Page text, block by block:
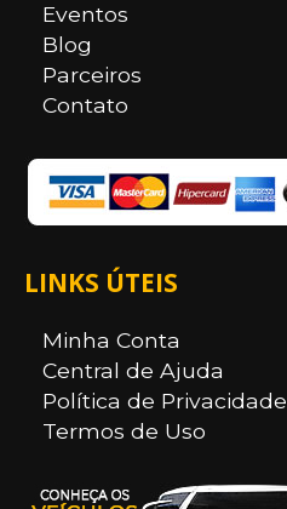
Eventos
Blog
Parceiros
Contato
LINKS ÚTEIS
Minha Conta
Central de Ajuda
Política de Privacidade
Termos de Uso